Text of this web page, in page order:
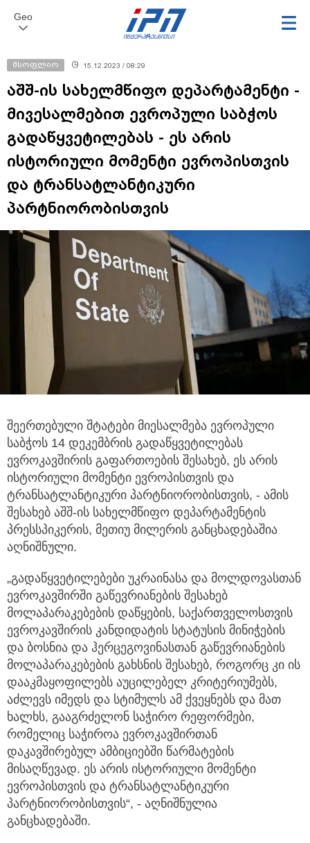
Geo
მსოფლიო 15.12.2023 / 08:29
აშშ-ის სახელმწიფო დეპარტამენტი -
მივესალმებით ევროპული საბჭოს
გადაწყვეტილებას - ეს არის
ისტორიული მომენტი ევროპისთვის
და ტრანსატლანტიკური
პარტნიორობისთვის
შეერთებული შტატები მიესალმება ევროპული
საბჭოს 14 დეკემბრის გადაწყვეტილებას
ევროკავშირის გაფართოების შესახებ, ეს არის
ისტორიული მომენტი ევროპისთვის და
ტრანსატლანტიკური პარტნიორობისთვის, - ამის
შესახებ აშშ-ის სახელმწიფო დეპარტამენტის
პრესსპიკერის, მეთიუ მილერის განცხადებაშია
აღნიშნული.
„გადაწყვეტილებები უკრაინასა და მოლდოვასთან
ევროკავშირში გაწევრიანების შესახებ
მოლაპარაკებების დაწყების, საქართველოსთვის
ევროკავშირის კანდიდატის სტატუსის მინიჭების
და ბოსნია და ჰერცეგოვინასთან გაწევრიანების
მოლაპარაკებების გახსნის შესახებ, როგორც კი ის
დააკმაყოფილებს აუცილებელ კრიტერიუმებს,
აძლევს იმედს და სტიმულს ამ ქვეყნებს და მათ
ხალხს, გააგრძელონ საჭირო რეფორმები,
რომელიც საჭიროა ევროკავშირთან
დაკავშირებულ ამბიციებში წარმატების
მისაღწევად. ეს არის ისტორიული მომენტი
ევროპისთვის და ტრანსატლანტიკური
პარტნიორობისთვის“, - აღნიშნულია
განცხადებაში.